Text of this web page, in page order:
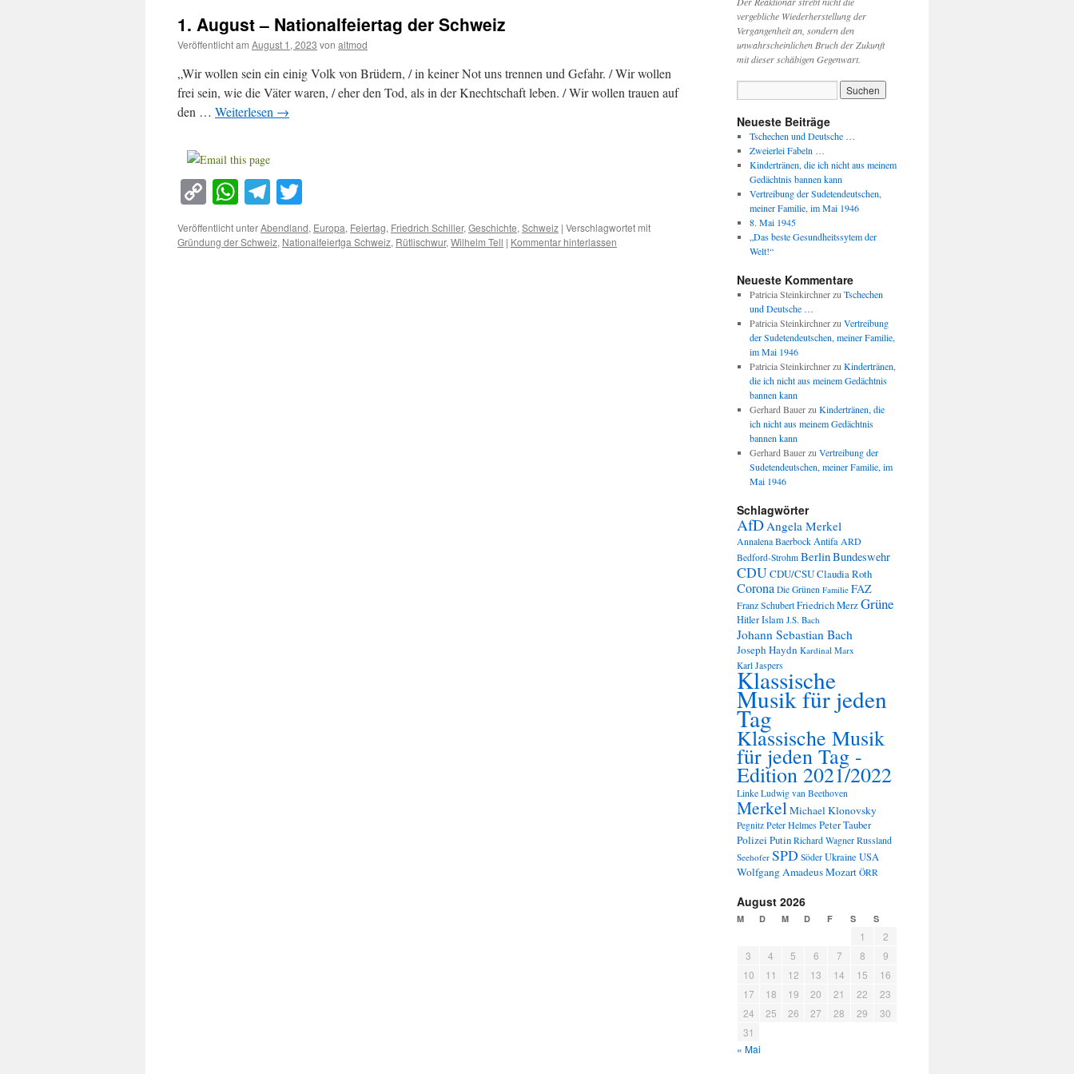
1. August – Nationalfeiertag der Schweiz
Veröffentlicht am August 1, 2023 von altmod
„Wir wollen sein ein einig Volk von Brüdern, / in keiner Not uns trennen und Gefahr. / Wir wollen
frei sein, wie die Väter waren, / eher den Tod, als in der Knechtschaft leben. / Wir wollen trauen auf
den … Weiterlesen →
Copy
Link
WhatsApp
Telegram
Veröffentlicht unterAbendland, Europa, Feiertag, Friedrich Schiller,Geschichte,Schweiz | Verschlagwortet mit
Gründung der Schweiz, Nationalfeiertga Schweiz, Rütlischwur,Wilhelm Tell | Kommentar hinterlassen
vergebliche Wiederherstellung der
Vergangenheit an, sondern den
unwahrscheinlichen Bruch der Zukunft
mit dieser schäbigen Gegenwart.
Neueste Beiträge
Tschechen und Deutsche …
Zweierlei Fabeln …
Kindertränen, die ich nicht aus meinem
Gedächtnis bannen kann
Vertreibung der Sudetendeutschen,
meiner Familie, im Mai 1946
8. Mai 1945
„Das beste Gesundheitssytem der
Welt!“
Neueste Kommentare
Patricia Steinkirchnerzu Tschechen
und Deutsche …
Patricia Steinkirchnerzu Vertreibung
der Sudetendeutschen, meiner Familie,
im Mai 1946
Patricia Steinkirchnerzu Kindertränen,
die ich nicht aus meinem Gedächtnis
bannen kann
Gerhard Bauerzu Kindertränen, die
ich nicht aus meinem Gedächtnis
bannen kann
Gerhard Bauerzu Vertreibung der
Sudetendeutschen, meiner Familie, im
Mai 1946
Schlagwörter
AfDAngela Merkel
Annalena BaerbockAntifa ARD
Bedford-Strohm BerlinBundeswehr
CDUCDU/CSUClaudia Roth
Corona Die Grünen Familie FAZ
Franz SchubertFriedrich MerzGrüne
HitlerIslam J.S. Bach
Johann Sebastian Bach
Joseph Haydn Kardinal Marx
Karl Jaspers
Klassische
Musik für jeden
Tag
Klassische Musik
für jeden Tag -
Edition 2021/2022
Linke Ludwig van Beethoven
MerkelMichael Klonovsky
Pegnitz Peter HelmesPeter Tauber
PolizeiPutin Richard Wagner Russland
Seehofer SPD Söder Ukraine USA
Wolfgang Amadeus Mozart ÖRR
August 2026
M D M D F S S
1
2
3
4 5 6 7 8
9
10
11 12 13 14 15
16
17
18 19 20 21 22
23
24
25 26 27 28 29
30
31
« Mai